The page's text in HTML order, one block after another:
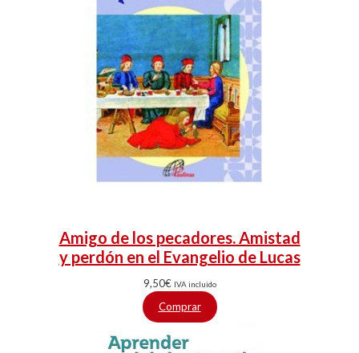
Amigo de los pecadores. Amistad
y perdón en el Evangelio de Lucas
9,50€ IVA incluido
Comprar